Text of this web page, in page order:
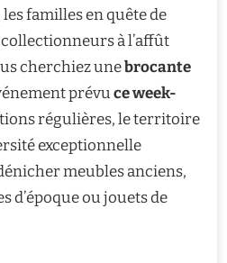
familles en quête de
à l’affût
cherchiez unebrocante
prévuce week-
régulières, le territoire
exceptionnelle
meubles anciens,
d’époque ou jouets de